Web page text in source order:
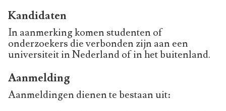
Kandidaten
In aanmerking komen studenten of
onderzoekers die verbonden zijn aan een
universiteit in Nederland of in het buitenland.
Aanmelding
Aanmeldingen dienen te bestaan uit: